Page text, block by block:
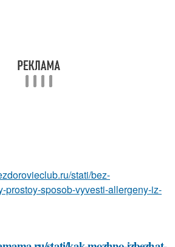
stati/bez-
prostoy-sposob-vyvesti-allergeny-iz-